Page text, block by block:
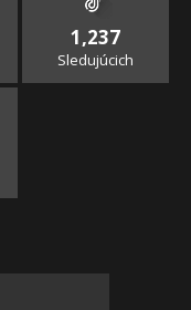
1,237
Sledujúcich